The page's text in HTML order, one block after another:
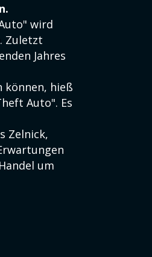
wird
Zuletzt
Jahres
können, hieß
Auto". Es
Zelnick,
um